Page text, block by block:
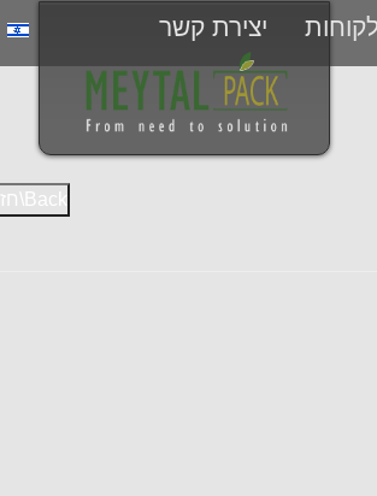
לקוחות יצירת קשר
Back\חזרה